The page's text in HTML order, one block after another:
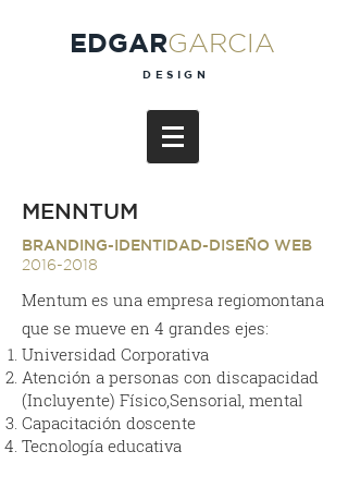
EDGARGARCIA
DESIGN
MENNTUM
BRANDING-IDENTIDAD-DISEÑO WEB
2016-2018
Mentum es una empresa regiomontana
que se mueve en 4 grandes ejes:
Universidad Corporativa
Atención a personas con discapacidad
(Incluyente) Físico,Sensorial, mental
Capacitación doscente
Tecnología educativa